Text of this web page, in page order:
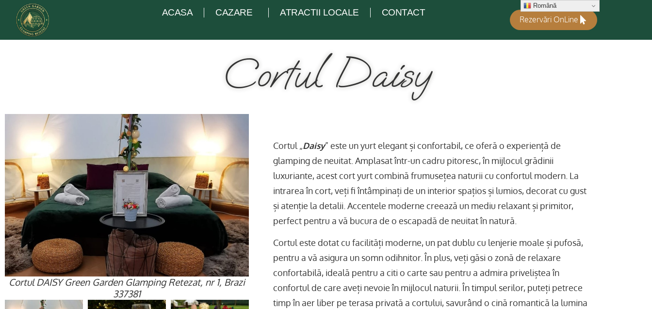
ACASA CAZARE ATRACTII LOCALE CONTACT
Rezervări OnLine
Cortul Daisy
Cortul DAISY Green Garden Glamping Retezat, nr 1, Brazi
337381
Cortul „Daisy” este un yurt elegant și confortabil, ce oferă o experiență de
glamping de neuitat. Amplasat într-un cadru pitoresc, în mijlocul grădinii
luxuriante, acest cort yurt combină frumusețea naturii cu confortul modern. La
intrarea în cort, veți fi întâmpinați de un interior spațios și lumios, decorat cu gust
și atenție la detalii. Accentele moderne creează un mediu relaxant și primitor,
perfect pentru a vă bucura de o escapadă de neuitat în natură.
Cortul este dotat cu facilități moderne, un pat dublu cu lenjerie moale și pufosă,
pentru a vă asigura un somn odihnitor. În plus, veți găsi o zonă de relaxare
confortabilă, ideală pentru a citi o carte sau pentru a admira priveliștea în
confortul de care aveți nevoie în mijlocul naturii. În timpul serilor, puteți petrece
timp în aer liber pe terasa privată a cortului, savurând o cină romantică la lumina
Română